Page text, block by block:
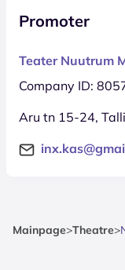
Promoter
Teater Nuutrum
Company ID:
Aru tn 15-24,
Mainpage>Theatre>